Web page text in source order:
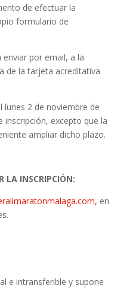
de efectuar la
formulario de
por email, a la
de la tarjeta acreditativa
lunes 2 de noviembre de
inscripción, excepto que la
ampliar dicho plazo.
LA INSCRIPCIÓN:
en
e intransferible y supone